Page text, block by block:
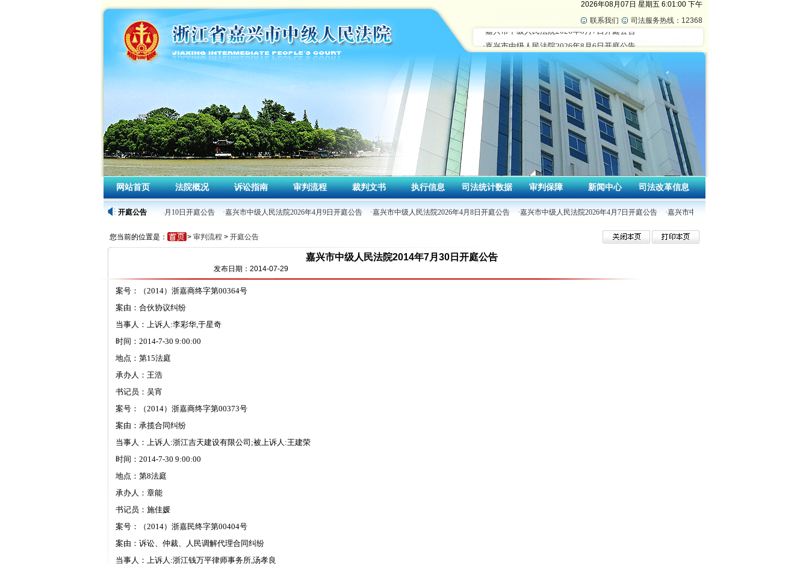
2026年08月07日 星期五 6:01:01 下午
联系我们
司法服务热线：12368
网站首页 法院概况 诉讼指南 审判流程 裁判文书 执行信息 司法统计数据 审判保障 新闻中心 司法改革信息
开庭公告
·嘉兴市中级人民法院2026年4月10日开庭公告 ·嘉兴市中级人民法院2026年4月9日开庭公告 ·嘉兴市中级人民法院2026年4月8日开庭公告 ·嘉兴市中级人民法院2026年4月7日开庭公告 ·嘉兴市中级人民法院2026年4月3日开庭公告
您当前的位置是： > 审判流程 > 开庭公告
嘉兴市中级人民法院2014年7月30日开庭公告
发布日期：2014-07-29
案号：（2014）浙嘉商终字第00364号
案由：合伙协议纠纷
当事人：上诉人:李彩华,于星奇
时间：2014-7-30 9:00:00
地点：第15法庭
承办人：王浩
书记员：吴宵
案号：（2014）浙嘉商终字第00373号
案由：承揽合同纠纷
当事人：上诉人:浙江吉天建设有限公司;被上诉人:王建荣
时间：2014-7-30 9:00:00
地点：第8法庭
承办人：章能
书记员：施佳媛
案号：（2014）浙嘉民终字第00404号
案由：诉讼、仲裁、人民调解代理合同纠纷
当事人：上诉人:浙江钱万平律师事务所,汤孝良